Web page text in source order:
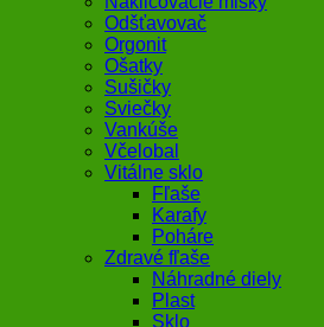
Odšťavovač
Orgonit
Ošatky
Sušičky
Sviečky
Vankúše
Včelobal
Vitálne sklo
Fľaše
Karafy
Poháre
Zdravé fľaše
Náhradné diely
Plast
Sklo